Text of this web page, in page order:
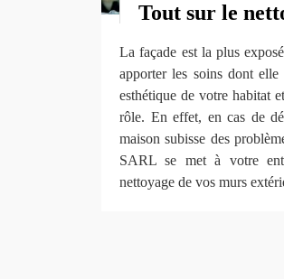
Tout sur le
La façade est la plus
apporter les soins dont elle
esthétique de votre habitat
rôle. En effet, en cas de
maison subisse des
SARL se met à votre
nettoyage de vos murs